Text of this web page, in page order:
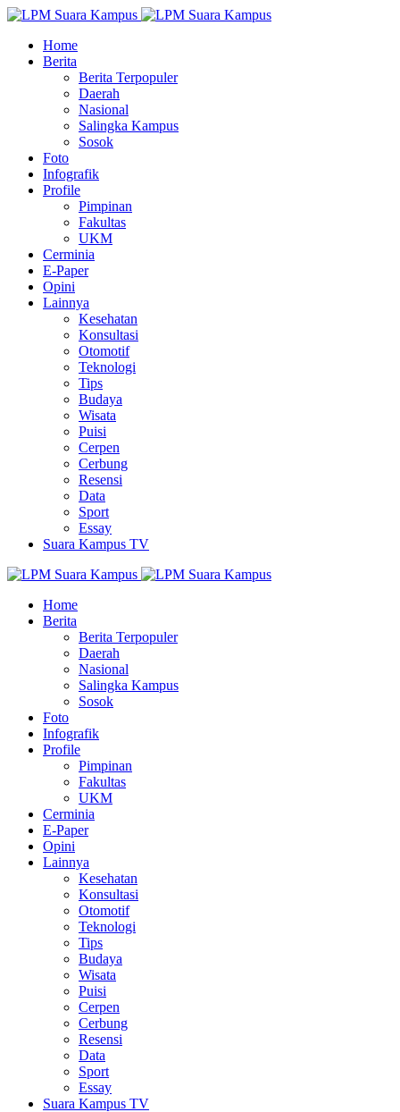
Home
Berita
Berita Terpopuler
Daerah
Nasional
Salingka Kampus
Sosok
Foto
Infografik
Profile
Pimpinan
Fakultas
UKM
Cerminia
E-Paper
Opini
Lainnya
Kesehatan
Konsultasi
Otomotif
Teknologi
Tips
Budaya
Wisata
Puisi
Cerpen
Cerbung
Resensi
Data
Sport
Essay
Suara Kampus TV
Home
Berita
Berita Terpopuler
Daerah
Nasional
Salingka Kampus
Sosok
Foto
Infografik
Profile
Pimpinan
Fakultas
UKM
Cerminia
E-Paper
Opini
Lainnya
Kesehatan
Konsultasi
Otomotif
Teknologi
Tips
Budaya
Wisata
Puisi
Cerpen
Cerbung
Resensi
Data
Sport
Essay
Suara Kampus TV